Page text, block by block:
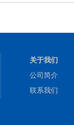
关于我们
公司简介
联系我们